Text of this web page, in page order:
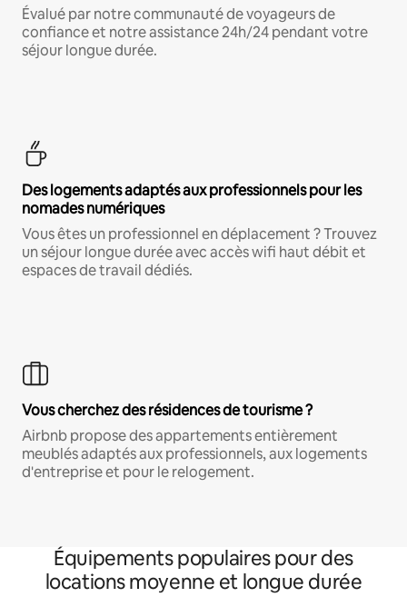
Évalué par notre communauté de voyageurs de
confiance et notre assistance 24h/24 pendant votre
séjour longue durée.
Des logements adaptés aux professionnels pour les
nomades numériques
Vous êtes un professionnel en déplacement ? Trouvez
un séjour longue durée avec accès wifi haut débit et
espaces de travail dédiés.
Vous cherchez des résidences de tourisme ?
Airbnb propose des appartements entièrement
meublés adaptés aux professionnels, aux logements
d'entreprise et pour le relogement.
Équipements populaires pour des
locations moyenne et longue durée